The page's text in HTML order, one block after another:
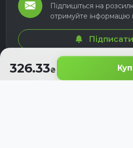
326.33
Підпишіться на
отримуйте інформацію
© 2026 СЕЛМ АГРО. Всі